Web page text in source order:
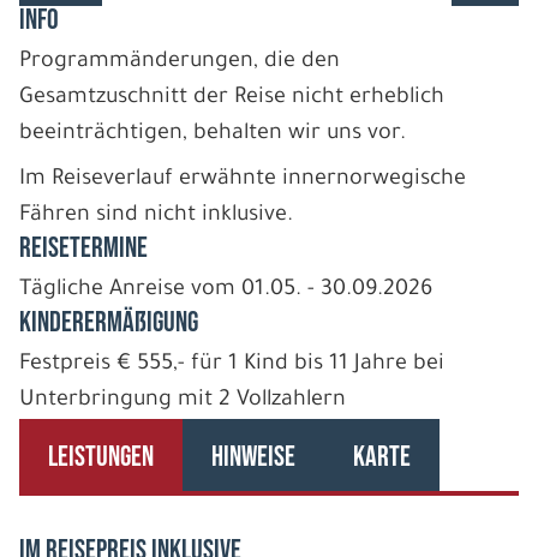
INFO
Programmänderungen, die den
Gesamtzuschnitt der Reise nicht erheblich
beeinträchtigen, behalten wir uns vor.
Im Reiseverlauf erwähnte innernorwegische
Fähren sind nicht inklusive.
REISETERMINE
Tägliche Anreise vom 01.05. - 30.09.2026
Kinderermäßigung
Festpreis € 555,- für 1 Kind bis 11 Jahre bei
Unterbringung mit 2 Vollzahlern
LEISTUNGEN HINWEISE KARTE
IM REISEPREIS INKLUSIVE